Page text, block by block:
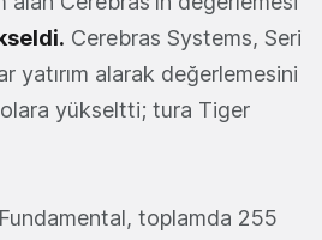
Cerebras Systems, Seri
yatırım alarak değerlemesini
yükseltti; tura Tiger
toplamda 255